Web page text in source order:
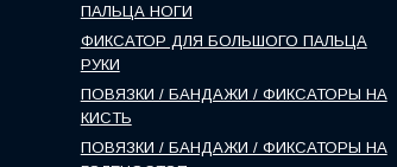
ПАЛЬЦА НОГИ
ФИКСАТОР ДЛЯ БОЛЬШОГО ПАЛЬЦА
РУКИ
ПОВЯЗКИ / БАНДАЖИ / ФИКСАТОРЫ НА
КИСТЬ
ПОВЯЗКИ / БАНДАЖИ / ФИКСАТОРЫ НА